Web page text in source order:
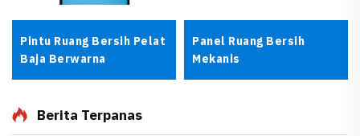
Pintu Ruang Bersih Pelat
Baja Berwarna
Panel Ruang Bersih
Mekanis
Berita Terpanas